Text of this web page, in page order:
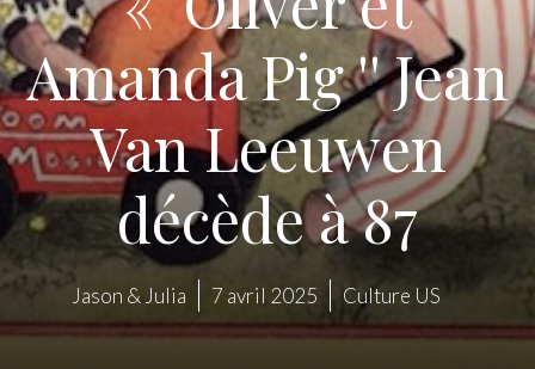
Amanda Pig '' Jean
Van Leeuwen
décède à 87
Jason & Julia 7 avril 2025 Culture US